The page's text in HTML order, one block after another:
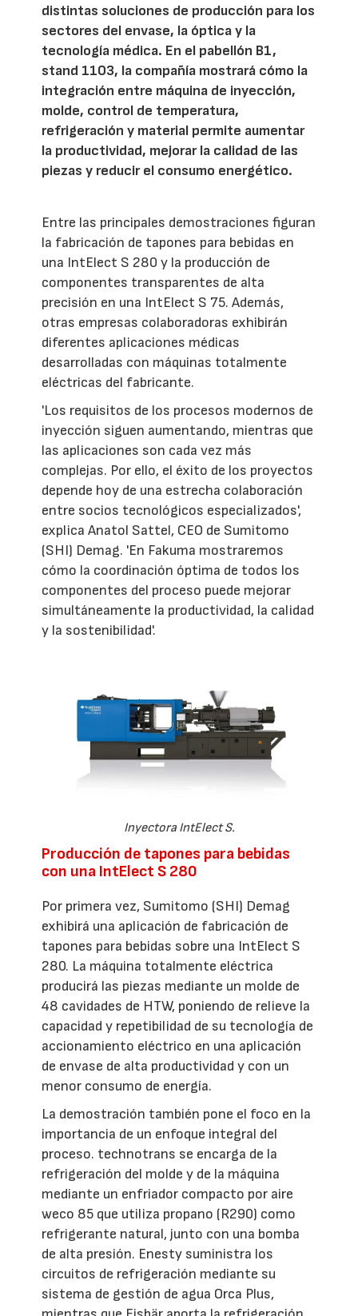
distintas soluciones de producción para los
sectores del envase, la óptica y la
tecnología médica. En el pabellón B1,
stand 1103, la compañía mostrará cómo la
integración entre máquina de inyección,
molde, control de temperatura,
refrigeración y material permite aumentar
la productividad, mejorar la calidad de las
piezas y reducir el consumo energético.
Entre las principales demostraciones figuran
la fabricación de tapones para bebidas en
una IntElect S 280 y la producción de
componentes transparentes de alta
precisión en una IntElect S 75. Además,
otras empresas colaboradoras exhibirán
diferentes aplicaciones médicas
desarrolladas con máquinas totalmente
eléctricas del fabricante.
'Los requisitos de los procesos modernos de
inyección siguen aumentando, mientras que
las aplicaciones son cada vez más
complejas. Por ello, el éxito de los proyectos
depende hoy de una estrecha colaboración
entre socios tecnológicos especializados',
explica Anatol Sattel, CEO de Sumitomo
(SHI) Demag. 'En Fakuma mostraremos
cómo la coordinación óptima de todos los
componentes del proceso puede mejorar
simultáneamente la productividad, la calidad
y la sostenibilidad'.
Inyectora IntElect S.
Producción de tapones para bebidas
con una IntElect S 280
Por primera vez, Sumitomo (SHI) Demag
exhibirá una aplicación de fabricación de
tapones para bebidas sobre una IntElect S
280. La máquina totalmente eléctrica
producirá las piezas mediante un molde de
48 cavidades de HTW, poniendo de relieve la
capacidad y repetibilidad de su tecnología de
accionamiento eléctrico en una aplicación
de envase de alta productividad y con un
menor consumo de energía.
La demostración también pone el foco en la
importancia de un enfoque integral del
proceso. technotrans se encarga de la
refrigeración del molde y de la máquina
mediante un enfriador compacto por aire
weco 85 que utiliza propano (R290) como
refrigerante natural, junto con una bomba
de alta presión. Enesty suministra los
circuitos de refrigeración mediante su
sistema de gestión de agua Orca Plus,